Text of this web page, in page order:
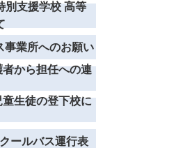
別支援学校 高等
事業所へのお願い
から担任への連
生徒の登下校に
ールバス運行表